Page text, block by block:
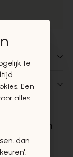
zeker en
te
Ben
alles
dan